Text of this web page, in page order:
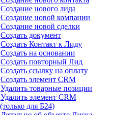
Создание нового лида
Создание новой компании
Создание новой сделки
Создать документ
Создать Контакт к Лиду
Создать на основании
Создать повторный Лид
Создать ссылку на оплату
Создать элемент CRM
Удалить товарные позиции
Удалить элемент CRM
для Б24)